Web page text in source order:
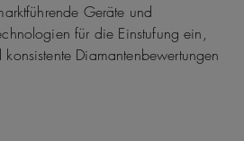
Geräte und
für die Einstufung ein,
Diamantenbewertungen